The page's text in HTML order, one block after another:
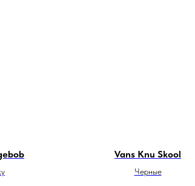
Vans Knu Skool
Черные